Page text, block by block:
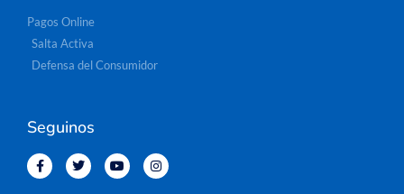
Pagos Online
Salta Activa
Defensa del Consumidor
Seguinos